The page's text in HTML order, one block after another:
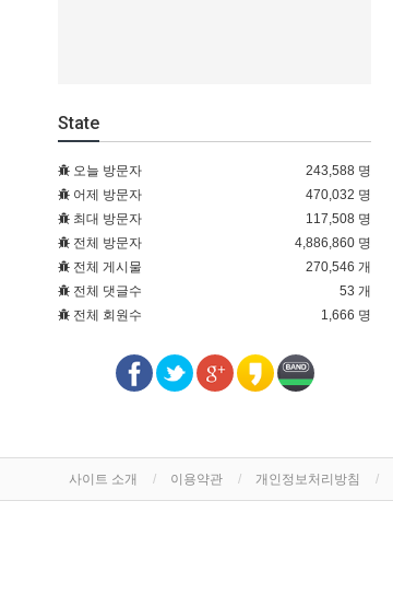
State
오늘 방문자
243,588 명
어제 방문자
470,032 명
최대 방문자
117,508 명
전체 방문자
4,886,860 명
전체 게시물
270,546 개
전체 댓글수
53 개
전체 회원수
1,666 명
사이트 소개 이용약관 개인정보처리방침